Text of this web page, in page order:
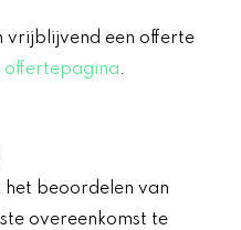
vrijblijvend een offerte
offertepagina.
beoordelen van
overeenkomst te